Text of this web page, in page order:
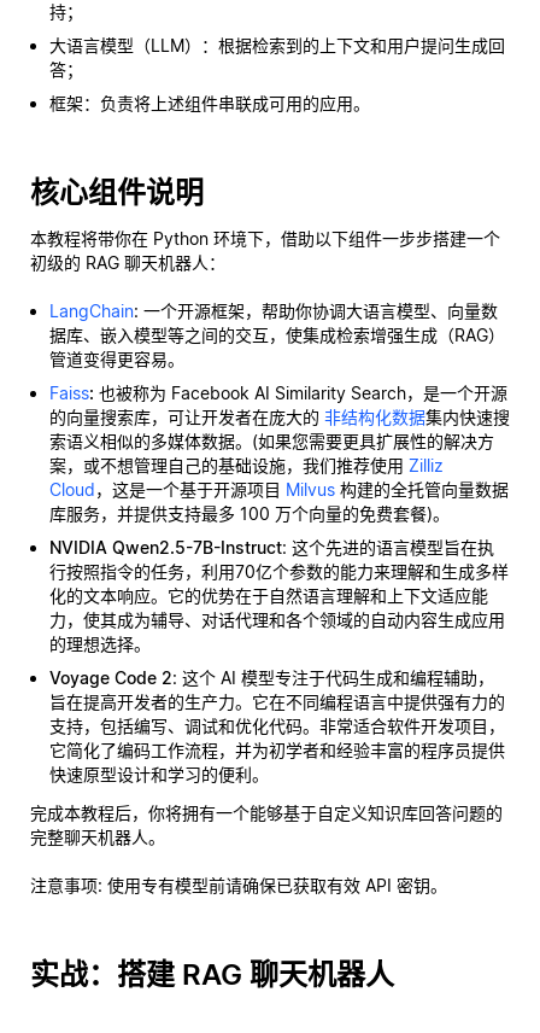
持；
大语言模型（LLM）：根据检索到的上下文和用户提问生成回
答；
框架：负责将上述组件串联成可用的应用。
核心组件说明
本教程将带你在 Python 环境下，借助以下组件一步步搭建一个
初级的 RAG 聊天机器人：
LangChain: 一个开源框架，帮助你协调大语言模型、向量数
据库、嵌入模型等之间的交互，使集成检索增强生成（RAG）
管道变得更容易。
Faiss: 也被称为 Facebook AI Similarity Search，是一个开源
的向量搜索库，可让开发者在庞大的 非结构化数据集内快速搜
索语义相似的多媒体数据。(如果您需要更具扩展性的解决方
案，或不想管理自己的基础设施，我们推荐使用 Zilliz
Cloud，这是一个基于开源项目 Milvus 构建的全托管向量数据
库服务，并提供支持最多 100 万个向量的免费套餐)。
NVIDIA Qwen2.5-7B-Instruct: 这个先进的语言模型旨在执
行按照指令的任务，利用70亿个参数的能力来理解和生成多样
化的文本响应。它的优势在于自然语言理解和上下文适应能
力，使其成为辅导、对话代理和各个领域的自动内容生成应用
的理想选择。
Voyage Code 2: 这个 AI 模型专注于代码生成和编程辅助，
旨在提高开发者的生产力。它在不同编程语言中提供强有力的
支持，包括编写、调试和优化代码。非常适合软件开发项目，
它简化了编码工作流程，并为初学者和经验丰富的程序员提供
快速原型设计和学习的便利。
完成本教程后，你将拥有一个能够基于自定义知识库回答问题的
完整聊天机器人。
注意事项: 使用专有模型前请确保已获取有效 API 密钥。
实战：搭建 RAG 聊天机器人